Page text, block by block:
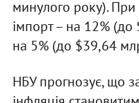
минулого року).
імпорт – на 12%
на 5% (до $39,64
НБУ прогнозує, що